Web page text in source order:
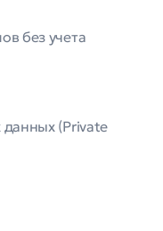
без учета
(Private